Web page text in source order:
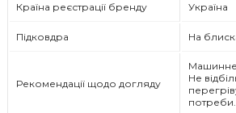
Країна реєстрації бренду Україна
Підковдра На
Рекомендації щодо догляду
Не
потреби.